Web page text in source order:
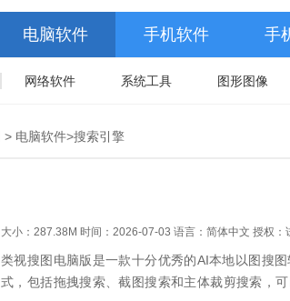
电脑软件 手机软件 手
网络软件 系统工具 图形图像
> 电脑软件>搜索引擎
大小：287.38M 时间：2026-07-03 语言：简体中文 授权：
类视搜图电脑版是一款十分优秀的AI本地以图搜
式，包括拖拽搜索、截图搜索和主体裁剪搜索，